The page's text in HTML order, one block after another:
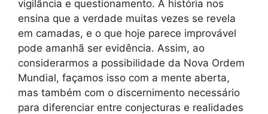
vigilância e questionamento. A história nos
ensina que a verdade muitas vezes se revela
em camadas, e o que hoje parece improvável
pode amanhã ser evidência. Assim, ao
considerarmos a possibilidade da Nova Ordem
Mundial, façamos isso com a mente aberta,
mas também com o discernimento necessário
para diferenciar entre conjecturas e realidades